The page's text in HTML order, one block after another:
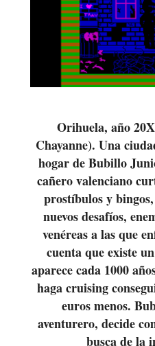
Orihuela, año
Chayanne). Una
hogar de Bubillo
cañero valenciano
prostíbulos y
nuevos desafíos,
venéreas a las que
cuenta que existe
aparece cada 1000
haga cruising
euros menos.
aventurero, decide
busca de la